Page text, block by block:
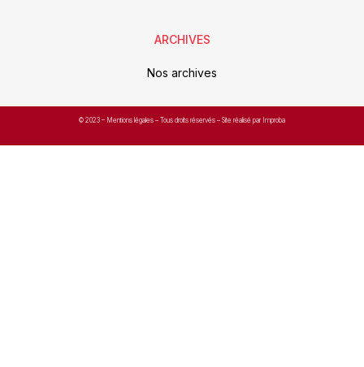
ARCHIVES
Nos archives
© 2023 – Mentions légales – Tous droits réservés – Site réalisé par Improba